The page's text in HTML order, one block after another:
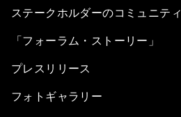
ステークホルダーのコミュニティ
「フォーラム・ストーリー」
プレスリリース
フォトギャラリー